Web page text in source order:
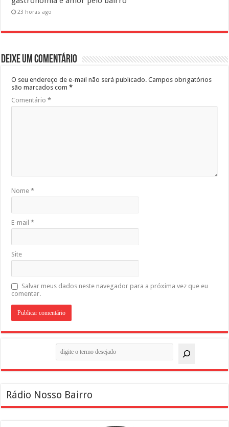
23 horas ago
Deixe um comentário
O seu endereço de e-mail não será publicado. Campos obrigatórios
são marcados com*
Comentário*
Nome*
E-mail*
Site
Salvar meus dados neste navegador para a próxima vez que eu
comentar.
Rádio Nosso Bairro